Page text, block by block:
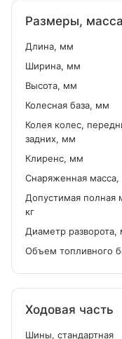
Размеры,
Длина, мм
Ширина, мм
Высота, мм
Колесная база, мм
Колея колес,
задних, мм
Клиренс, мм
Снаряженная масса,
Допустимая полная
кг
Диаметр разворота,
Объем топливного
Ходовая часть
Шины, стандартная